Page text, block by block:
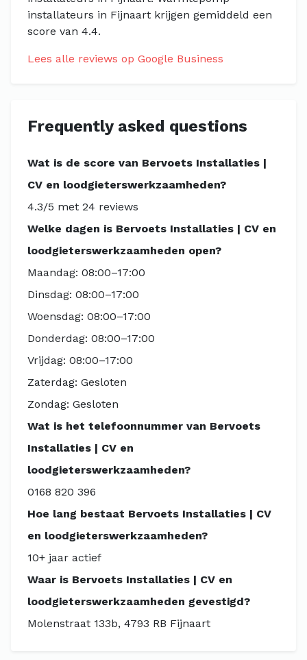
installateurs in Fijnaart krijgen gemiddeld een
score van 4.4.
Lees alle reviews op Google Business
Frequently asked questions
Wat is de score van Bervoets Installaties |
CV en loodgieterswerkzaamheden‎?
4.3/5 met 24 reviews
Welke dagen is Bervoets Installaties | CV en
loodgieterswerkzaamheden‎ open?
Maandag: 08:00–17:00
Dinsdag: 08:00–17:00
Woensdag: 08:00–17:00
Donderdag: 08:00–17:00
Vrijdag: 08:00–17:00
Zaterdag: Gesloten
Zondag: Gesloten
Wat is het telefoonnummer van Bervoets
Installaties | CV en
loodgieterswerkzaamheden‎?
0168 820 396
Hoe lang bestaat Bervoets Installaties | CV
en loodgieterswerkzaamheden‎?
10+ jaar actief
Waar is Bervoets Installaties | CV en
loodgieterswerkzaamheden‎ gevestigd?
Molenstraat 133b, 4793 RB Fijnaart